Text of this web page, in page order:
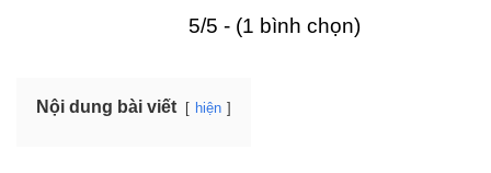
5/5 - (1 bình chọn)
Nội dung bài viết hiện